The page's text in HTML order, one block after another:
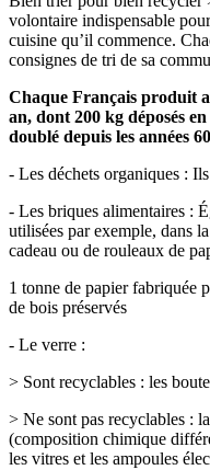
volontaire indispensable
cuisine qu’il commence.
consignes de tri de sa
Chaque Français produit
an, dont 200 kg déposés
doublé depuis les années
- Les déchets organiques :
- Les briques alimentaires :
utilisées par exemple, dans
cadeau ou de rouleaux de
1 tonne de papier fabriquée
de bois préservés
- Le verre :
> Sont recyclables : les
> Ne sont pas recyclables :
(composition chimique
les vitres et les ampoules